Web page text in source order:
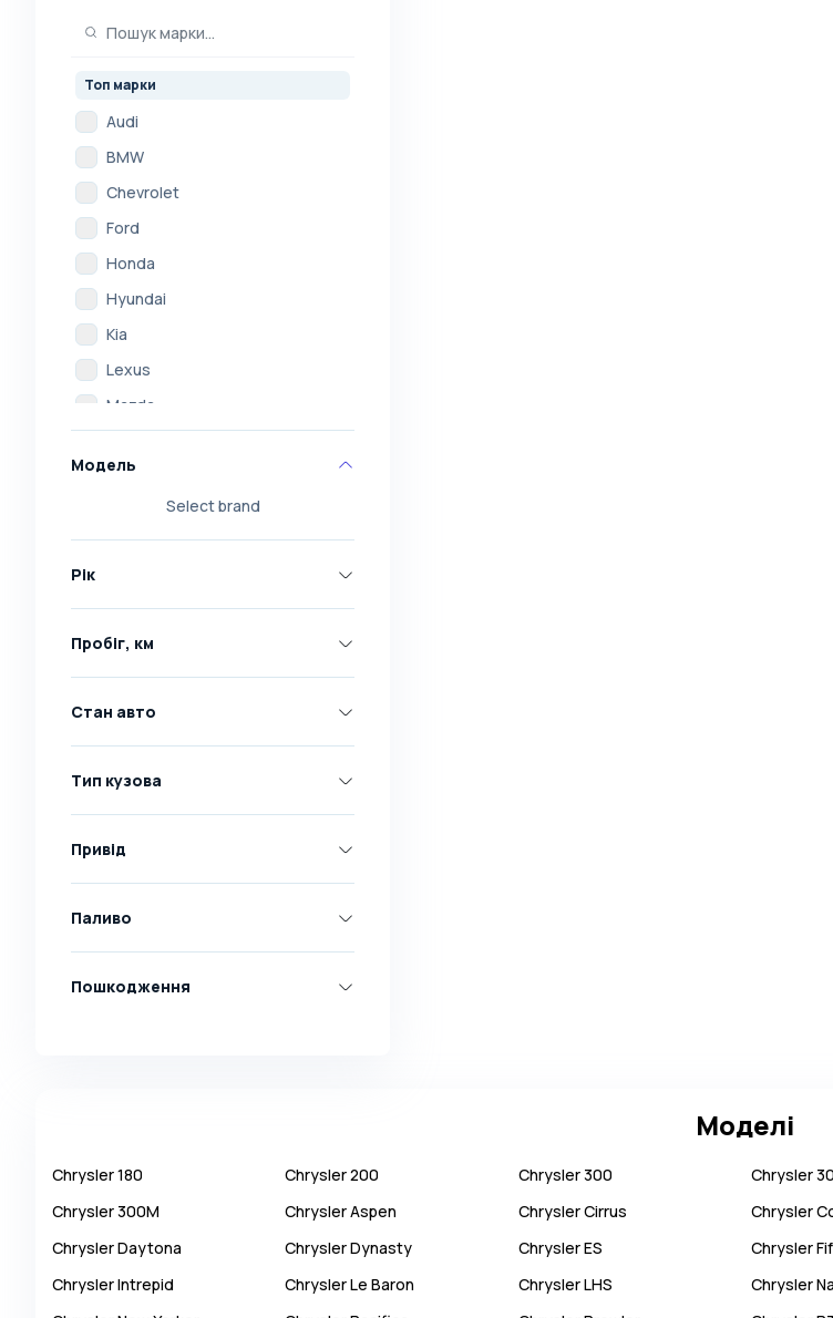
Топ марки
Audi
BMW
Chevrolet
Ford
Honda
Hyundai
Kia
Lexus
Mazda
Mitsubishi
Opel
Skoda
Volkswagen
Abarth
AC
Acura
Adler
Alfa Romeo
Apal
Модель
Select brand
Рік
Пробіг, км
Стан авто
Тип кузова
Привід
Паливо
Пошкодження
Моделі
Chrysler180 Chrysler200 Chrysler300 Chrysler
Chrysler300M ChryslerAspen ChryslerCirrus Chrysler
ChryslerDaytona ChryslerDynasty ChryslerES Chrysler
ChryslerIntrepid ChryslerLe Baron ChryslerLHS Chrysler